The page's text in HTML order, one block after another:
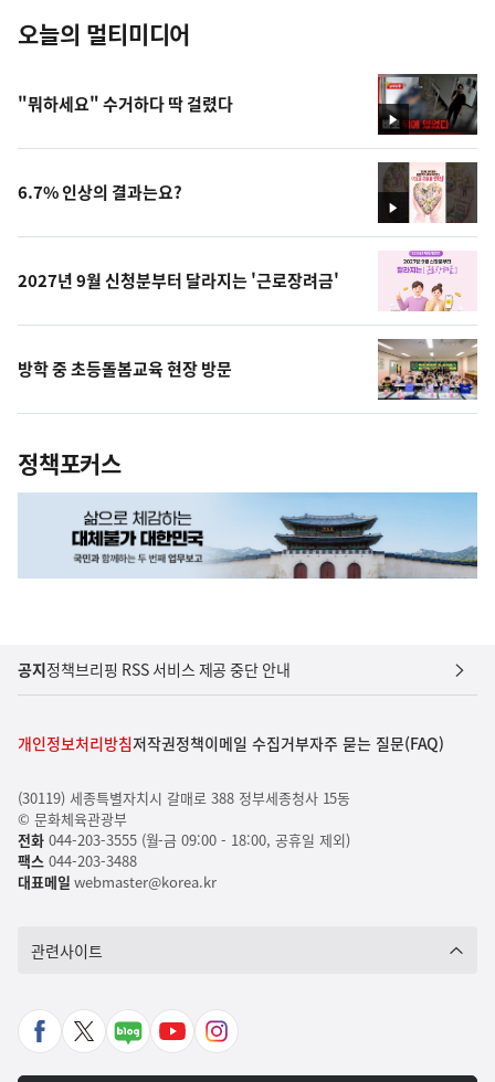
오늘의 멀티미디어
영
상
"뭐하세요" 수거하다 딱 걸렸다
영
상
6.7% 인상의 결과는요?
2027년 9월 신청분부터 달라지는 '근로장려금'
방학 중 초등돌봄교육 현장 방문
정책포커스
공지정책브리핑 RSS 서비스 제공 중단 안내
개인정보처리방침저작권정책이메일 수집거부자주 묻는 질문(FAQ)
(30119) 세종특별자치시 갈매로 388 정부세종청사 15동
© 문화체육관광부
전화044-203-3555 (월-금 09:00 - 18:00, 공휴일 제외)
팩스044-203-3488
대표메일 webmaster@korea.kr
관련사이트
페
X
네
유
인